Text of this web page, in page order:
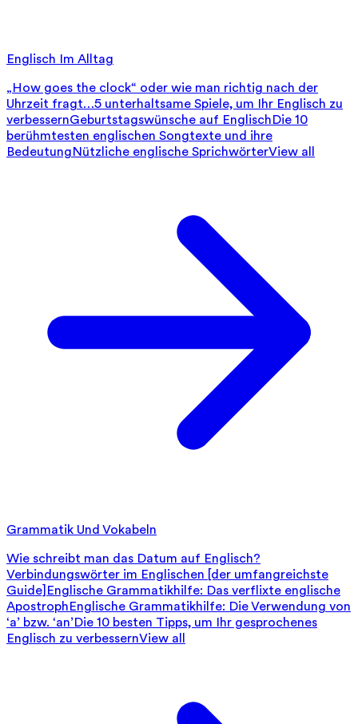
Englisch Im Alltag
„How goes the clock“ oder wie man richtig nach der
Uhrzeit fragt…5 unterhaltsame Spiele, um Ihr Englisch zu
verbessernGeburtstagswünsche auf EnglischDie 10
berühmtesten englischen Songtexte und ihre
BedeutungNützliche englische SprichwörterView all
Grammatik Und Vokabeln
Wie schreibt man das Datum auf Englisch?
Verbindungswörter im Englischen [der umfangreichste
Guide] Englische Grammatikhilfe: Das verflixte englische
ApostrophEnglische Grammatikhilfe: Die Verwendung von
‘a’ bzw. ‘an’Die 10 besten Tipps, um Ihr gesprochenes
Englisch zu verbessernView all